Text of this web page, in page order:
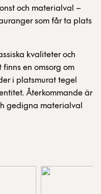
och materialval –
som får ta plats
kvaliteter och
en omsorg om
i platsmurat tegel
Återkommande är
gedigna materialval